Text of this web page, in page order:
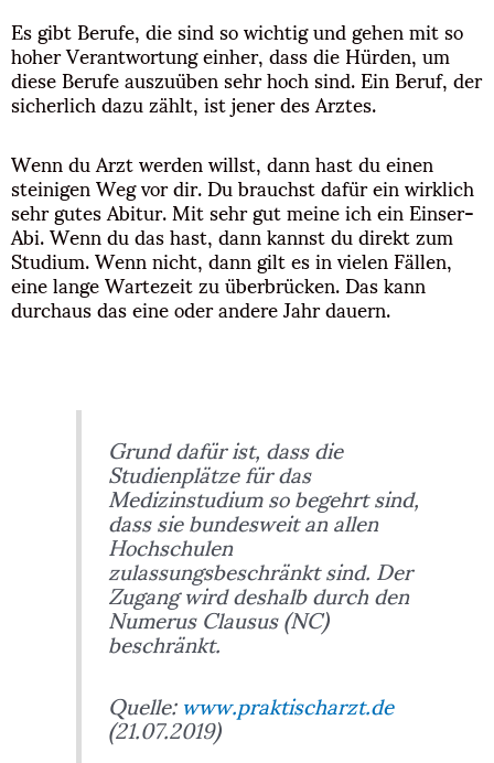
Es gibt Berufe, die sind so wichtig und gehen mit so
hoher Verantwortung einher, dass die Hürden, um
diese Berufe auszuüben sehr hoch sind. Ein Beruf, der
sicherlich dazu zählt, ist jener des Arztes.
Wenn du Arzt werden willst, dann hast du einen
steinigen Weg vor dir. Du brauchst dafür ein wirklich
sehr gutes Abitur. Mit sehr gut meine ich ein Einser-
Abi. Wenn du das hast, dann kannst du direkt zum
Studium. Wenn nicht, dann gilt es in vielen Fällen,
eine lange Wartezeit zu überbrücken. Das kann
durchaus das eine oder andere Jahr dauern.
Grund dafür ist, dass die
Studienplätze für das
Medizinstudium so begehrt sind,
dass sie bundesweit an allen
Hochschulen
zulassungsbeschränkt sind. Der
Zugang wird deshalb durch den
Numerus Clausus (NC)
beschränkt.
Quelle:www.praktischarzt.de
(21.07.2019)